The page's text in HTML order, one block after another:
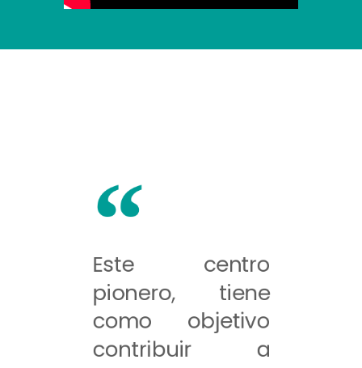
Este centro
pionero, tiene
como objetivo
contribuir a